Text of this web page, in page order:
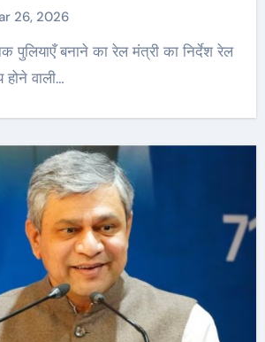
26, 2026
वाली…